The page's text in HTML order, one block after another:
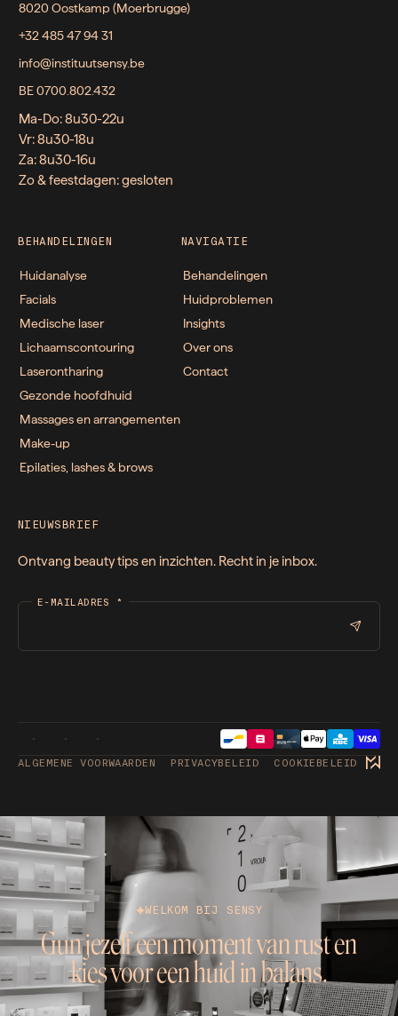
8020 Oostkamp (Moerbrugge)
+32 485 47 94 31
info@instituutsensy.be
BE 0700.802.432
Ma-Do: 8u30-22u
Vr: 8u30-18u
Za: 8u30-16u
Zo & feestdagen: gesloten
BEHANDELINGEN
Huidanalyse
Facials
Medische laser
Lichaamscontouring
Laserontharing
Gezonde hoofdhuid
Massages en arrangementen
Make-up
Epilaties, lashes & brows
NAVIGATIE
Behandelingen
Huidproblemen
Insights
Over ons
Contact
NIEUWSBRIEF
Ontvang beauty tips en inzichten. Recht in je inbox.
E-MAILADRES *
ALGEMENE VOORWAARDEN PRIVACYBELEID COOKIEBELEID
WELKOM BIJ SENSY
Gun jezelf een moment van rust en
kies voor een huid in balans.